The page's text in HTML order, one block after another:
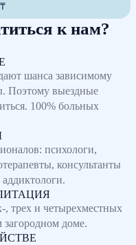
к нам?
шанса зависимому
Поэтому выездные
100% больных
психологи,
консультанты
трех и четырехместных
загородном доме.